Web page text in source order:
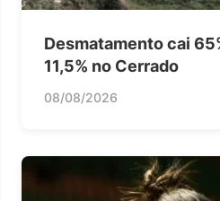
Desmatamento cai
11,5% no Cerrado
08/08/2026